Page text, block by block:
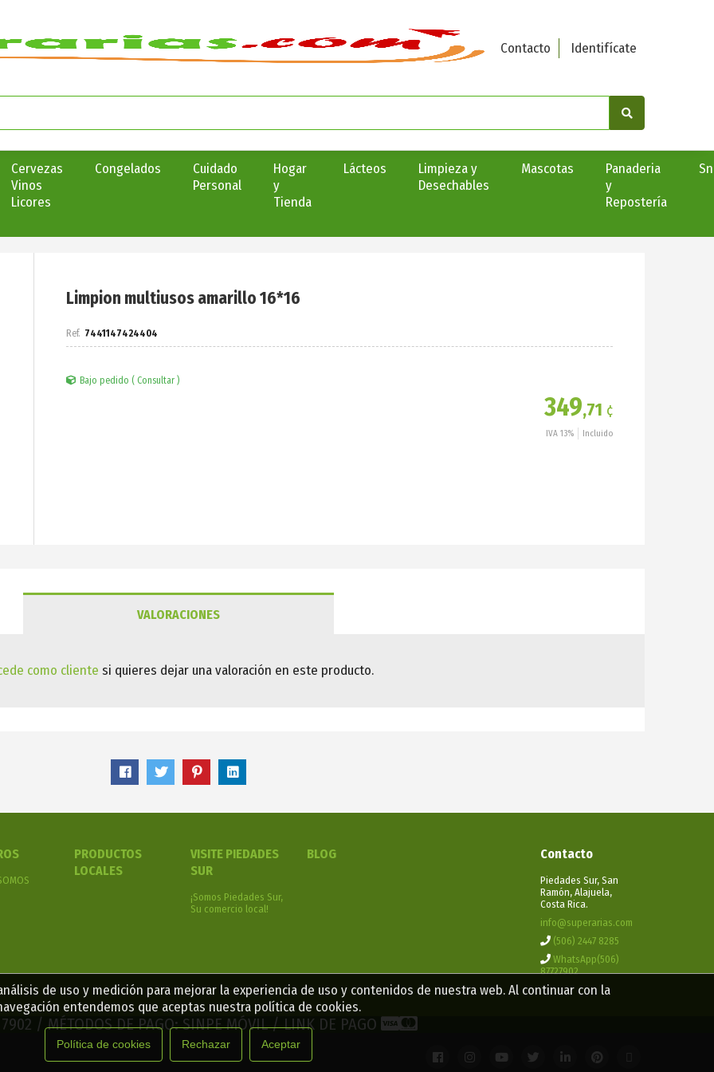
Contacto Identifícate
Cervezas
Vinos
Licores
Congelados
Cuidado
Personal
Hogar
y
Tienda
Lácteos
Limpieza y
Desechables
Mascotas
Panaderia
y
Repostería
Limpion multiusos amarillo 16*16
7441147424404
Bajo pedido ( Consultar )
349,71 ¢
IVA 13% Incluido
VALORACIONES
como cliente si quieres dejar una valoración en este producto.
PRODUCTOS
LOCALES
VISITE PIEDADES
SUR
¡Somos Piedades Sur,
Su comercio local!
BLOG Contacto
Piedades Sur, San
Ramón, Alajuela,
Costa Rica.
info@superarias.com
(506) 2447 8285
WhatsApp(506)
87727902
/ MÉTODOS DE PAGO: SINPE MÓVIL / LINK DE PAGO
de uso y medición para mejorar la experiencia de uso y contenidos de nuestra web. Al continuar con la
entendemos que aceptas nuestra política de cookies.
Política de cookies Rechazar Aceptar